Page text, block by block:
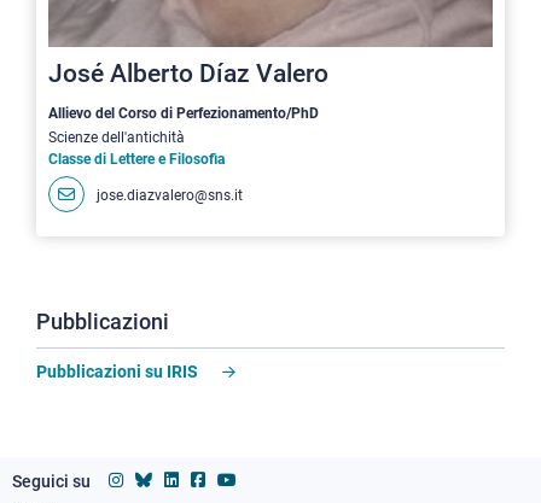
José Alberto Díaz Valero
Allievo del Corso di Perfezionamento/PhD
Scienze dell'antichità
Classe di Lettere e Filosofia
jose.diazvalero@sns.it
Pubblicazioni
Pubblicazioni su IRIS
Seguici su